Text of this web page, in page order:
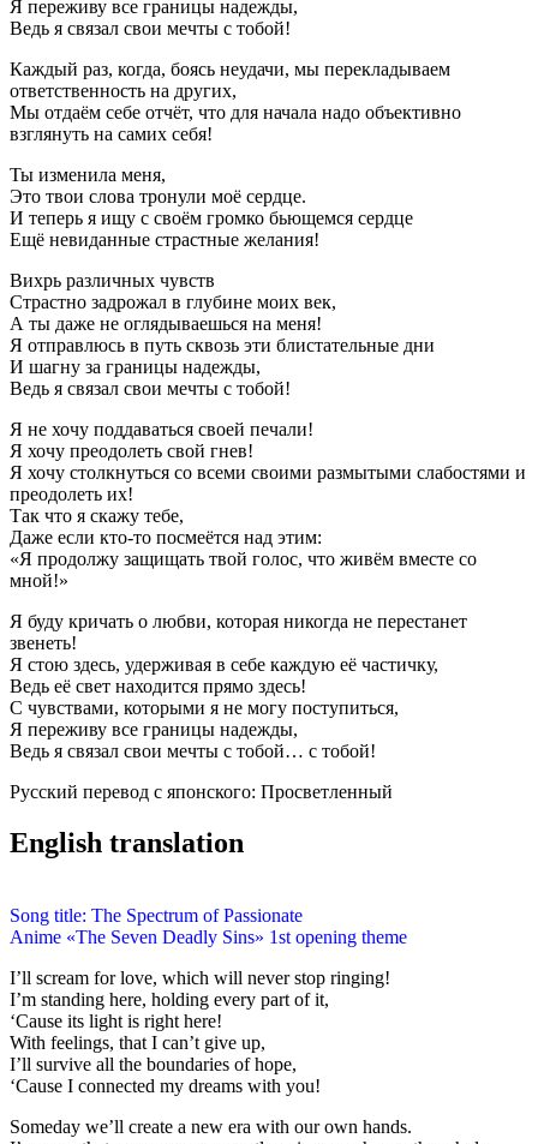
Я переживу все границы надежды,
Ведь я связал свои мечты с тобой!
Каждый раз, когда, боясь неудачи, мы перекладываем
ответственность на других,
Мы отдаём себе отчёт, что для начала надо объективно
взглянуть на самих себя!
Ты изменила меня,
Это твои слова тронули моё сердце.
И теперь я ищу с своём громко бьющемся сердце
Ещё невиданные страстные желания!
Вихрь различных чувств
Страстно задрожал в глубине моих век,
А ты даже не оглядываешься на меня!
Я отправлюсь в путь сквозь эти блистательные дни
И шагну за границы надежды,
Ведь я связал свои мечты с тобой!
Я не хочу поддаваться своей печали!
Я хочу преодолеть свой гнев!
Я хочу столкнуться со всеми своими размытыми слабостями и
преодолеть их!
Так что я скажу тебе,
Даже если кто-то посмеётся над этим:
«Я продолжу защищать твой голос, что живём вместе со
мной!»
Я буду кричать о любви, которая никогда не перестанет
звенеть!
Я стою здесь, удерживая в себе каждую её частичку,
Ведь её свет находится прямо здесь!
С чувствами, которыми я не могу поступиться,
Я переживу все границы надежды,
Ведь я связал свои мечты с тобой… с тобой!
Русский перевод с японского: Просветленный
English translation
Song title: The Spectrum of Passionate
Anime «The Seven Deadly Sins» 1st opening theme
I’ll scream for love, which will never stop ringing!
I’m standing here, holding every part of it,
‘Cause its light is right here!
With feelings, that I can’t give up,
I’ll survive all the boundaries of hope,
‘Cause I connected my dreams with you!
Someday we’ll create a new era with our own hands.